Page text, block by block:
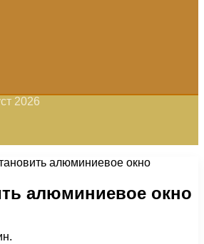
2026
алюминиевое окно
алюминиевое окно